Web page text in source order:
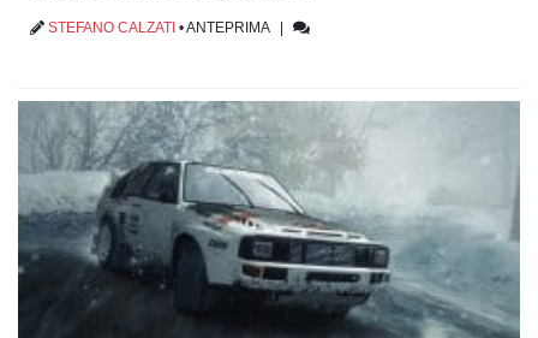
STEFANO CALZATI •ANTEPRIMA|